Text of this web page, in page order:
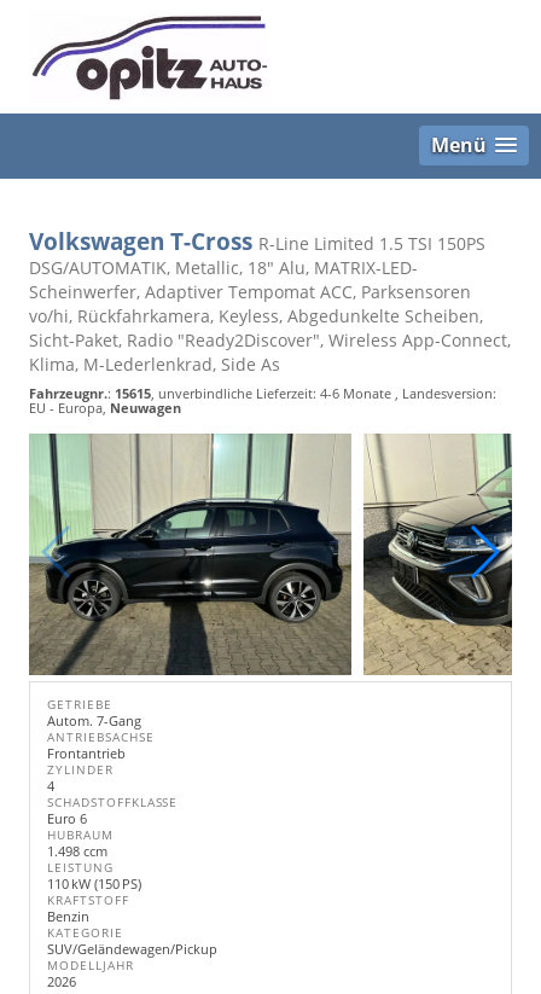
Menü
Volkswagen T-Cross R-Line Limited 1.5 TSI 150PS
DSG/AUTOMATIK, Metallic, 18" Alu, MATRIX-LED-
Scheinwerfer, Adaptiver Tempomat ACC, Parksensoren
vo/hi, Rückfahrkamera, Keyless, Abgedunkelte Scheiben,
Sicht-Paket, Radio "Ready2Discover", Wireless App-Connect,
Klima, M-Lederlenkrad, Side As
Fahrzeugnr.: 15615, unverbindliche Lieferzeit: 4-6 Monate , Landesversion:
EU - Europa, Neuwagen
GETRIEBE
Autom. 7-Gang
ANTRIEBSACHSE
Frontantrieb
ZYLINDER
4
SCHADSTOFFKLASSE
Euro 6
HUBRAUM
1.498 ccm
LEISTUNG
110 kW (150 PS)
KRAFTSTOFF
Benzin
KATEGORIE
SUV/Geländewagen/Pickup
MODELLJAHR
2026